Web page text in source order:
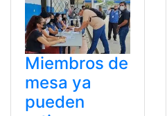
Miembros de
mesa ya
pueden